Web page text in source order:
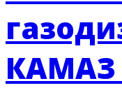
КАМАЗ